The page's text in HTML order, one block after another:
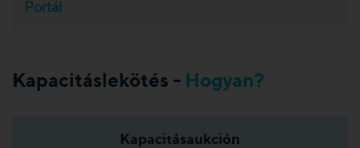
Portál
Kapacitáslekötés - Hogyan?
Kapacitásaukción